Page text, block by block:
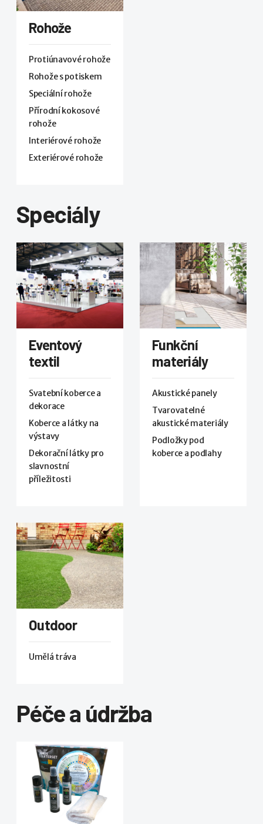
Rohože
Protiúnavové rohože
Rohože s potiskem
Speciální rohože
Přírodní kokosové
rohože
Interiérové rohože
Exteriérové rohože
Speciály
Eventový
textil
Svatební koberce a
dekorace
Koberce a látky na
výstavy
Dekorační látky pro
slavnostní
příležitosti
Funkční
materiály
Akustické panely
Tvarovatelné
akustické materiály
Podložky pod
koberce a podlahy
Outdoor
Umělá tráva
Péče a údržba